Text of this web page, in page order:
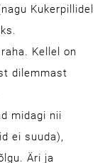
Kukerpillidel
Kellel on
dilemmast
midagi nii
ei suuda),
Äri ja